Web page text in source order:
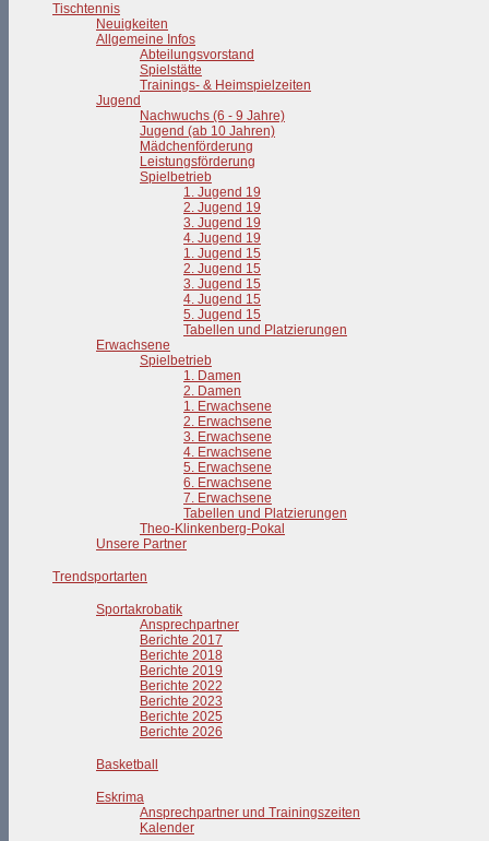
Tischtennis
Neuigkeiten
Allgemeine Infos
Abteilungsvorstand
Spielstätte
Trainings- & Heimspielzeiten
Jugend
Nachwuchs (6 - 9 Jahre)
Jugend (ab 10 Jahren)
Mädchenförderung
Leistungsförderung
Spielbetrieb
1. Jugend 19
2. Jugend 19
3. Jugend 19
4. Jugend 19
1. Jugend 15
2. Jugend 15
3. Jugend 15
4. Jugend 15
5. Jugend 15
Tabellen und Platzierungen
Erwachsene
Spielbetrieb
1. Damen
2. Damen
1. Erwachsene
2. Erwachsene
3. Erwachsene
4. Erwachsene
5. Erwachsene
6. Erwachsene
7. Erwachsene
Tabellen und Platzierungen
Theo-Klinkenberg-Pokal
Unsere Partner
Trendsportarten
Sportakrobatik
Ansprechpartner
Berichte 2017
Berichte 2018
Berichte 2019
Berichte 2022
Berichte 2023
Berichte 2025
Berichte 2026
Basketball
Eskrima
Ansprechpartner und Trainingszeiten
Kalender